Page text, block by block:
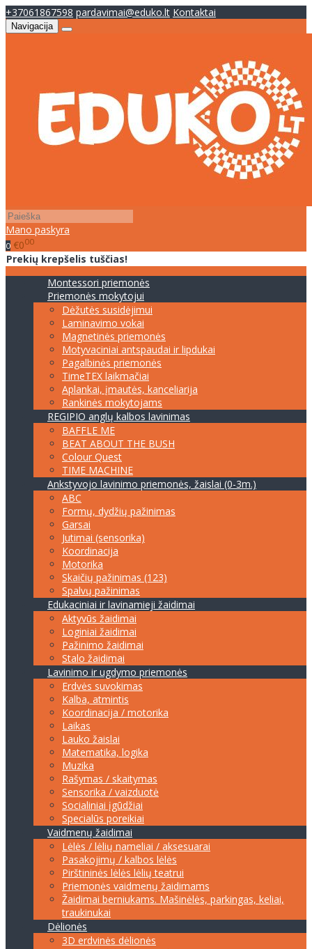
+37061867598 pardavimai@eduko.lt Kontaktai
Navigacija
Mano paskyra
0 €000
Prekių krepšelis tuščias!
Montessori priemonės
Priemonės mokytojui
Dėžutės susidėjimui
Laminavimo vokai
Magnetinės priemonės
Motyvaciniai antspaudai ir lipdukai
Pagalbinės priemonės
TimeTEX laikmačiai
Aplankai, įmautės, kanceliarija
Rankinės mokytojams
REGIPIO anglų kalbos lavinimas
BAFFLE ME
BEAT ABOUT THE BUSH
Colour Quest
TIME MACHINE
Ankstyvojo lavinimo priemonės, žaislai (0-3m.)
ABC
Formų, dydžių pažinimas
Garsai
Jutimai (sensorika)
Koordinacija
Motorika
Skaičių pažinimas (123)
Spalvų pažinimas
Edukaciniai ir lavinamieji žaidimai
Aktyvūs žaidimai
Loginiai žaidimai
Pažinimo žaidimai
Stalo žaidimai
Lavinimo ir ugdymo priemonės
Erdvės suvokimas
Kalba, atmintis
Koordinacija / motorika
Laikas
Lauko žaislai
Matematika, logika
Muzika
Rašymas / skaitymas
Sensorika / vaizduotė
Socialiniai įgūdžiai
Specialūs poreikiai
Vaidmenų žaidimai
Lėlės / lėlių nameliai / aksesuarai
Pasakojimų / kalbos lėlės
Pirštininės lėlės lėlių teatrui
Priemonės vaidmenų žaidimams
Žaidimai berniukams. Mašinėlės, parkingas, keliai,
traukinukai
Dėlionės
3D erdvinės dėlionės